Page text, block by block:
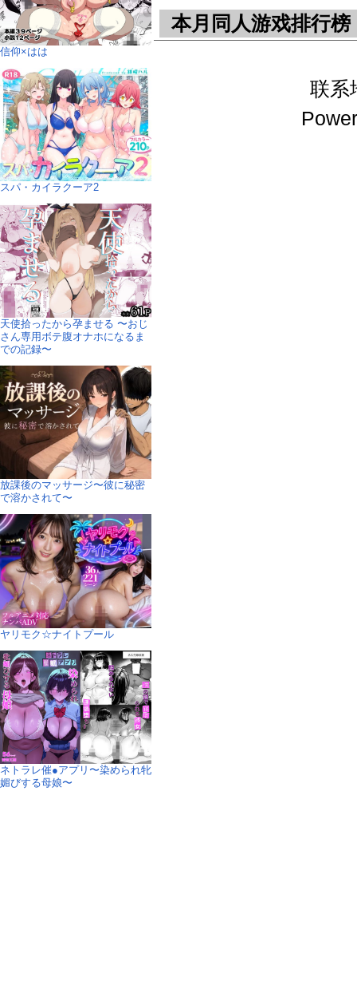
本月同人游戏排行榜
联系
信仰×はは
スパ・カイラクーア2
天使拾ったから孕ませる 〜おじ
さん専用ボテ腹オナホになるま
での記録〜
放課後のマッサージ〜彼に秘密
で溶かされて〜
ヤリモク☆ナイトプール
ネトラレ催●アプリ〜染められ牝
媚びする母娘〜